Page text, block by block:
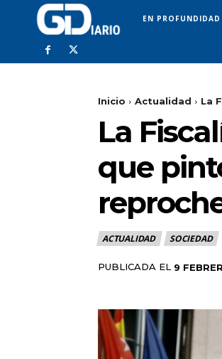
EN PROFUNDIDAD
Inicio Actualidad La
La
que
ACTUALIDAD SOCIEDAD
PUBLICADA EL 9